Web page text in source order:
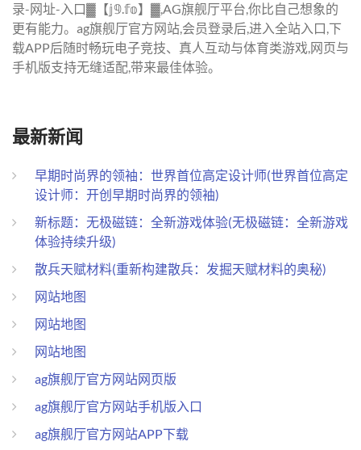
录-网址-入口▓【𝕛𝟡.𝕗𝕠】▓,AG旗舰厅平台,你比自己想象的
更有能力。ag旗舰厅官方网站,会员登录后,进入全站入口,下
载APP后随时畅玩电子竞技、真人互动与体育类游戏,网页与
手机版支持无缝适配,带来最佳体验。
最新新闻
早期时尚界的领袖：世界首位高定设计师(世界首位高定
设计师：开创早期时尚界的领袖)
新标题：无极磁链：全新游戏体验(无极磁链：全新游戏
体验持续升级)
散兵天赋材料(重新构建散兵：发掘天赋材料的奥秘)
网站地图
网站地图
网站地图
ag旗舰厅官方网站网页版
ag旗舰厅官方网站手机版入口
ag旗舰厅官方网站APP下载